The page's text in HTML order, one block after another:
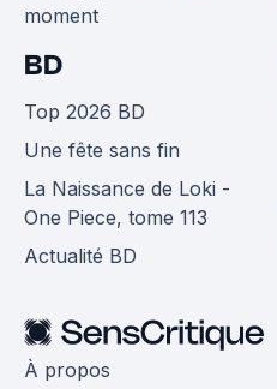
moment
BD
Top 2026 BD
Une fête sans fin
La Naissance de Loki -
One Piece, tome 113
Actualité BD
À propos